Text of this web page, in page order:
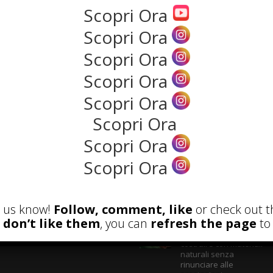
Parete Respira
ecologica: come
costruire con materiali
naturali senza
rinunciare alle
Scopri Ora
Scopri Ora
Scopri Ora
Scopri Ora
Scopri Ora
Scopri Ora
Scopri Ora
Scopri Ora
know! Follow, comment, like or check out
like them, you can refresh the page to